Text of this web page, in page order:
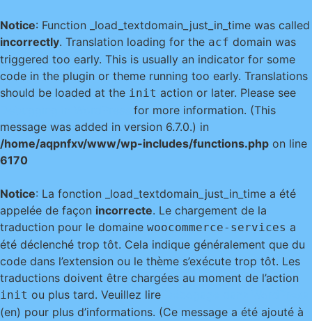
Notice: Function _load_textdomain_just_in_time was called
incorrectly. Translation loading for the acf domain was
triggered too early. This is usually an indicator for some
code in the plugin or theme running too early. Translations
should be loaded at the init action or later. Please see
for more information. (This
message was added in version 6.7.0.) in
/home/aqpnfxv/www/wp-includes/functions.php on line
6170
Notice: La fonction _load_textdomain_just_in_time a été
appelée de façon incorrecte. Le chargement de la
traduction pour le domaine woocommerce-services a
été déclenché trop tôt. Cela indique généralement que du
code dans l’extension ou le thème s’exécute trop tôt. Les
traductions doivent être chargées au moment de l’action
init ou plus tard. Veuillez lire
(en) pour plus d’informations. (Ce message a été ajouté à